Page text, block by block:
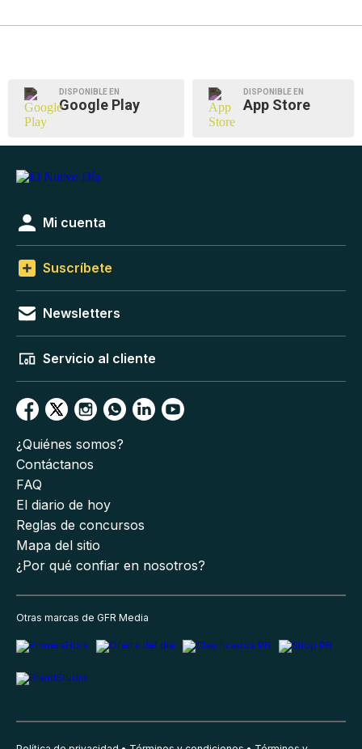
DISPONIBLE EN
Google Play
DISPONIBLE EN
App Store
Mi cuenta
Suscríbete
Newsletters
Servicio al cliente
¿Quiénes somos?
Contáctanos
FAQ
El diario de hoy
Reglas de concursos
Mapa del sitio
¿Por qué confiar en nosotros?
Otras marcas de GFR Media